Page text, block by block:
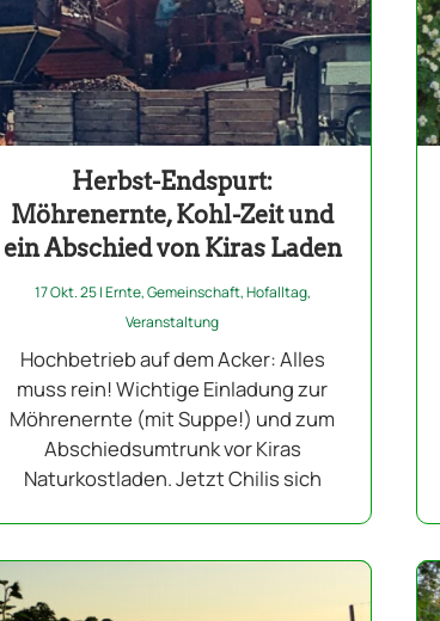
Herbst-Endspurt:
Möhrenernte, Kohl-Zeit und
ein Abschied von Kiras Laden
17 Okt. 25|Ernte,Gemeinschaft,Hofalltag,
Veranstaltung
Hochbetrieb auf dem Acker: Alles
muss rein! Wichtige Einladung zur
Möhrenernte (mit Suppe!) und zum
Abschiedsumtrunk vor Kiras
Naturkostladen. Jetzt Chilis sich